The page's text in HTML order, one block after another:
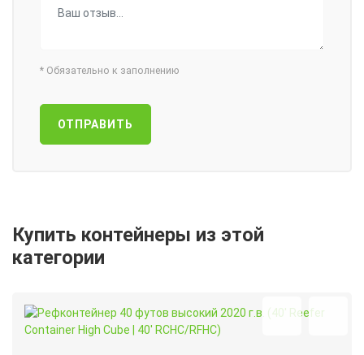
* Обязательно к заполнению
ОТПРАВИТЬ
Купить контейнеры из этой
категории